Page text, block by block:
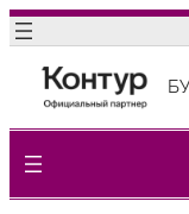
Перейти
содержимому